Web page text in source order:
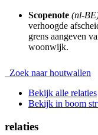
Scopenote (nl-
verhoogde
grens aangeven
woonwijk.
Zoek naar houtwallen
Bekijk alle relaties
Bekijk in boom
relaties